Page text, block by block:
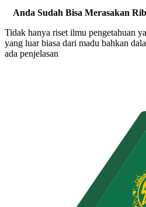
Anda Sudah Bisa Merasakan
Tidak hanya riset ilmu pengetahuan
yang luar biasa dari madu bahkan
ada penjelasan